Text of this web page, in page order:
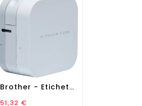
Brother - Etichettatrice -...
Prezzo
51,32 €